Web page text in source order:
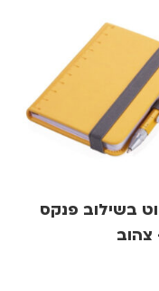
בשילוב פנקס
צהוב